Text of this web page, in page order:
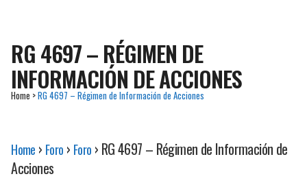
RG 4697 – RÉGIMEN DE
INFORMACIÓN DE ACCIONES
Home >RG 4697 – Régimen de Información de Acciones
Home › Foro › Foro › RG 4697 – Régimen de Información de
Acciones